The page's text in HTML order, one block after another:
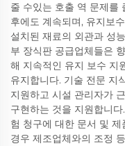
줄 수있는 호출 역 문제를
후에도 계속되며, 유지보
설치된 재료의 외관과 성
부 장식판 공급업체들은
해 지속적인 유지 보수 지
유지합니다. 기술 전문 지
지원하고 시설 관리자가
구현하는 것을 지원합니
험 청구에 대한 문서 및
경우 제조업체와의 조정